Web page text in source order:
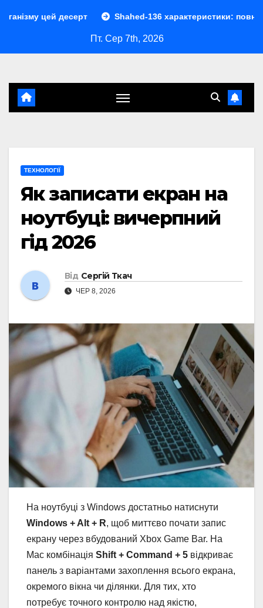
десерт Shahed-136 характеристики: повний розбір
Пт. Сер 7th, 2026
ТЕХНОЛОГІЇ
Як записати екран на
ноутбуці: вичерпний
гід 2026
Від Сергій Ткач
ЧЕР 8, 2026
На ноутбуці з Windows достатньо натиснути
Windows + Alt + R, щоб миттєво почати запис
екрану через вбудований Xbox Game Bar. На
Mac комбінація Shift + Command + 5 відкриває
панель з варіантами захоплення всього екрана,
окремого вікна чи ділянки. Для тих, хто
потребує точного контролю над якістю,